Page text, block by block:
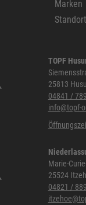
Marken
TOPF
25813
04841 /
info@topf-
Marie-
25524
04821 /